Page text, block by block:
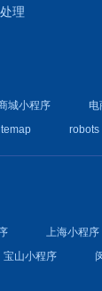
理
城小程序 电
robots
上海小程序
宝山小程序